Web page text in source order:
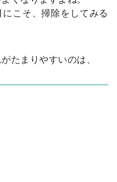
こそ、掃除をしてみる
たまりやすいのは、